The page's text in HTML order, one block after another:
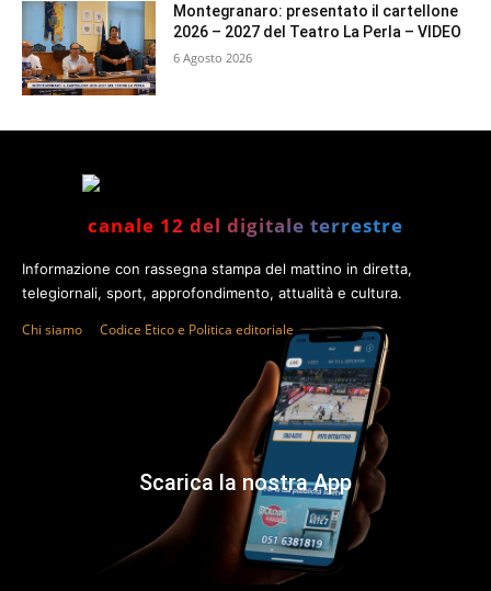
Montegranaro: presentato il cartellone
2026 – 2027 del Teatro La Perla – VIDEO
6 Agosto 2026
canale 12 del digitale terrestre
Informazione con rassegna stampa del mattino in diretta,
telegiornali, sport, approfondimento, attualità e cultura.
Chi siamo Codice Etico e Politica editoriale
Scarica la nostra App